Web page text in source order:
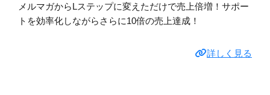
メルマガからLステップに変えただけで売上倍増！サポー
トを効率化しながらさらに10倍の売上達成！
詳しく見る